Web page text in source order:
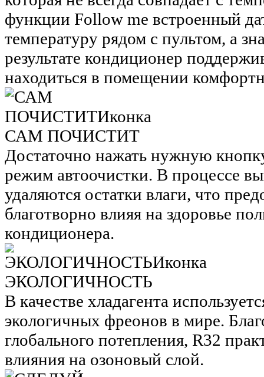
функции Follow me встроенный
температуру рядом с пультом, а
результате кондиционер
находиться в помещении
САМ ПОЧИСТИТ
Достаточно нажать нужную
режим автоочистки. В процессе
удаляются остатки влаги, что
благотворно влияя на здоровье
кондиционера.
ЭКОЛОГИЧНОСТЬ
В качестве хладагента
экологичных фреонов в мире.
глобального потепления, R32
влияния на озоновый слой.